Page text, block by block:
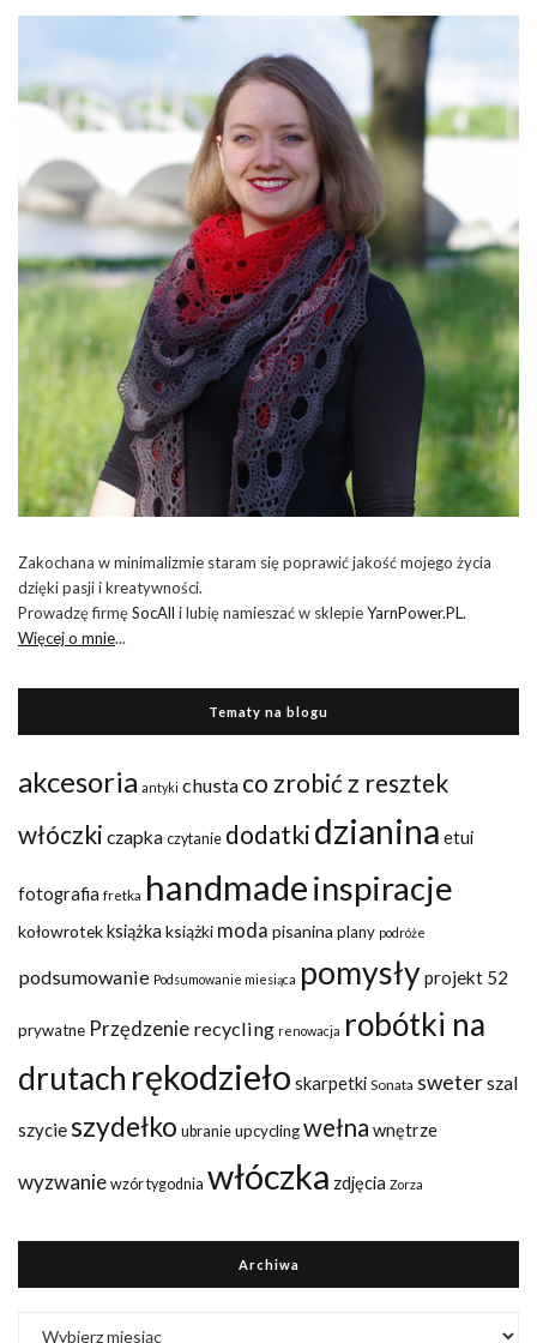
Zakochana w minimalizmie staram się poprawić jakość mojego życia
dzięki pasji i kreatywności.
Prowadzę firmęSocAll i lubię namieszać w sklepieYarnPower.PL.
Więcej o mnie...
Tematy na blogu
akcesoria antyki chusta co zrobić z resztek
włóczki czapka czytanie dodatki dzianina etui
fotografia fretka handmadeinspiracje
kołowrotekksiążka książki moda pisanina plany podróże
podsumowanie Podsumowanie miesiąca pomysłyprojekt 52
prywatne Przędzenie recycling renowacja robótki na
drutach rękodzieło skarpetki Sonata sweterszal
szycieszydełko ubranie upcyclingwełna wnętrze
wyzwanie wzór tygodnia włóczka zdjęcia Zorza
Archiwa